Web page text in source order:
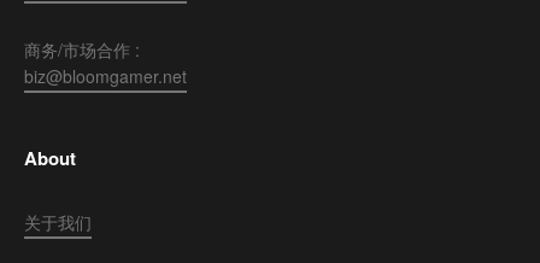
商务/市场合作 :
biz@bloomgamer.net
About
关于我们